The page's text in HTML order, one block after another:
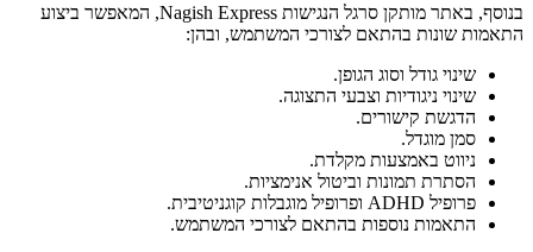
בנוסף, באתר מותקן סרגל הנגישות Nagish Express, המאפשר ביצוע
התאמות שונות בהתאם לצורכי המשתמש, ובהן:
שינוי גודל וסוג הגופן.
שינוי ניגודיות וצבעי התצוגה.
הדגשת קישורים.
סמן מוגדל.
ניווט באמצעות מקלדת.
הסתרת תמונות וביטול אנימציות.
פרופיל ADHD ופרופיל מוגבלות קוגניטיבית.
התאמות נוספות בהתאם לצורכי המשתמש.